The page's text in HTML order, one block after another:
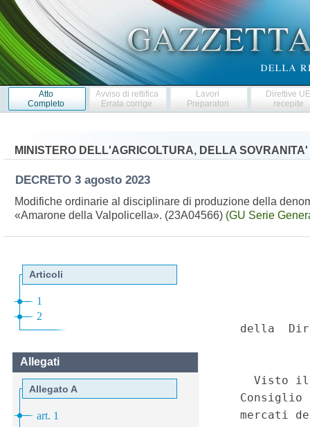
Atto
Completo
Avviso di rettifica
Errata corrige
Lavori
Preparatori
Direttive
recepite
MINISTERO DELL'AGRICOLTURA, DELLA
DECRETO 3 agosto 2023
Modifiche ordinarie al disciplinare di produzione della
«Amarone della Valpolicella». (23A04566) (GU Serie